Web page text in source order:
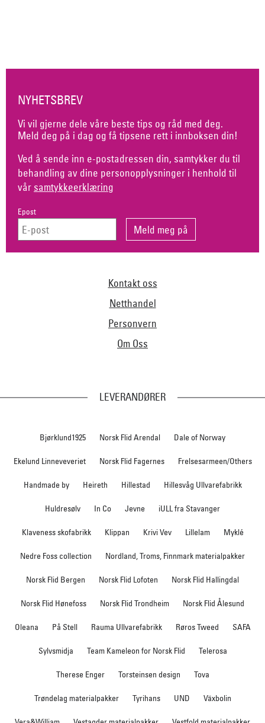
NYHETSBREV
Vi vil gjerne dele våre beste tips og råd med deg.
Meld deg på i dag og få tipsene rett i innboksen din!
Ved å sende inn e-postadressen din, samtykker du til
behandling av dine personopplysninger i henhold til
vår samtykkeerklæring
Epost
Kontakt oss
Netthandel
Personvern
Om Oss
LEVERANDØRER
Bjørklund1925 Norsk Flid Arendal Dale of Norway
Ekelund Linneveveriet Norsk Flid Fagernes Frelsesarmeen/Others
Handmade by Heireth Hillestad Hillesvåg Ullvarefabrikk
Huldresølv In Co Jevne iULL fra Stavanger
Klaveness skofabrikk Klippan Krivi Vev Lillelam Myklé
Nedre Foss collection Nordland, Troms, Finnmark materialpakker
Norsk Flid Bergen Norsk Flid Lofoten Norsk Flid Hallingdal
Norsk Flid Hønefoss Norsk Flid Trondheim Norsk Flid Ålesund
Oleana På Stell Rauma Ullvarefabrikk Røros Tweed SAFA
Sylvsmidja Team Kameleon for Norsk Flid Telerosa
Therese Enger Torsteinsen design Tova
Trøndelag materialpakker Tyrihans UND Växbolin